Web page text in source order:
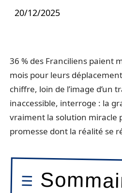
20/12/2025
36 % des Franciliens paient
mois pour leurs
chiffre, loin de l’image d’un
inaccessible, interroge : la
vraiment la solution miracle
promesse dont la réalité se